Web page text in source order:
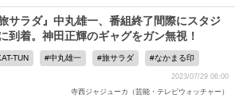
旅サラダ』中丸雄一、番組終了間際にスタジ
到着。神田正輝のギャグをガン無視！
TUN 中丸雄一 旅サラダ なかまる印
2023/07/29 06:00
寺西ジャジューカ（芸能・テレビウォッチャー）